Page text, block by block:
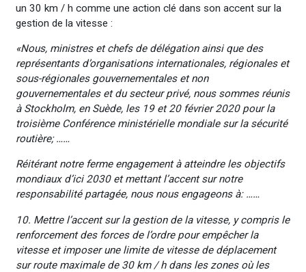
un 30 km / h comme une action clé dans son accent sur la
gestion de la vitesse :
«Nous, ministres et chefs de délégation ainsi que des
représentants d’organisations internationales, régionales et
sous-régionales gouvernementales et non
gouvernementales et du secteur privé, nous sommes réunis
à Stockholm, en Suède, les 19 et 20 février 2020 pour la
troisième Conférence ministérielle mondiale sur la sécurité
routière; ……
Réitérant notre ferme engagement à atteindre les objectifs
mondiaux d’ici 2030 et mettant l’accent sur notre
responsabilité partagée, nous nous engageons à: ……
10. Mettre l’accent sur la gestion de la vitesse, y compris le
renforcement des forces de l’ordre pour empêcher la
vitesse et imposer une limite de vitesse de déplacement
sur route maximale de 30 km / h dans les zones où les